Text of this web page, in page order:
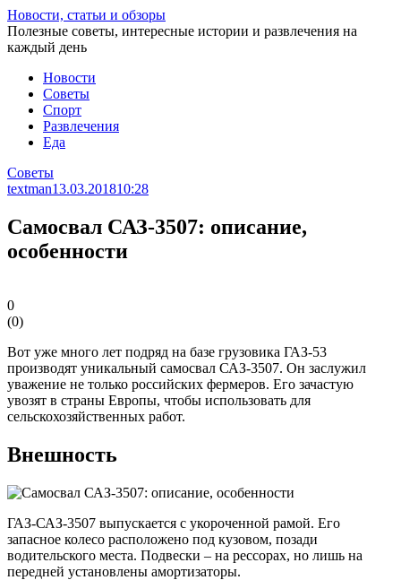
Перейти
к
статье
Новости, статьи и обзоры
Полезные советы, интересные истории и развлечения на
каждый день
Новости
Советы
Спорт
Развлечения
Еда
Советы
textman13.03.201810:28
Самосвал САЗ-3507: описание,
особенности
0
(0)
Вот уже много лет подряд на базе грузовика ГАЗ-53
производят уникальный самосвал САЗ-3507. Он заслужил
уважение не только российских фермеров. Его зачастую
увозят в страны Европы, чтобы использовать для
сельскохозяйственных работ.
Внешность
ГАЗ-САЗ-3507 выпускается с укороченной рамой. Его
запасное колесо расположено под кузовом, позади
водительского места. Подвески – на рессорах, но лишь на
передней установлены амортизаторы.